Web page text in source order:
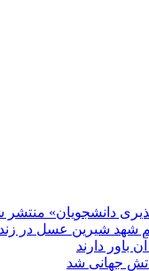
دانشجویان» منتشر
شهد شیرین عسل‌ در
باور دارند
جهانی شد